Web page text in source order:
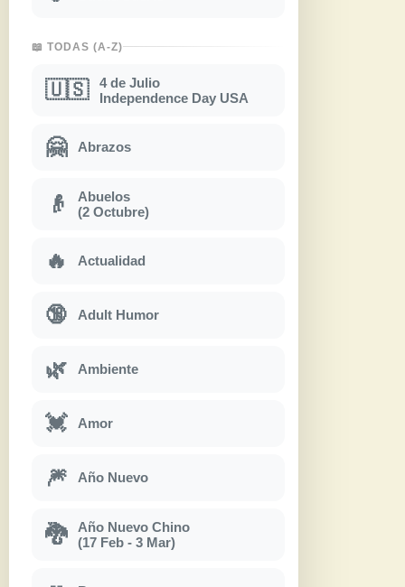
📖 TODAS (A-Z)
🇺🇸
4 de Julio
Independence Day USA
🤗 Abrazos
👴
Abuelos
(2 Octubre)
🔥 Actualidad
🔞 Adult Humor
🌿 Ambiente
💓 Amor
🎆 Año Nuevo
🐉
Año Nuevo Chino
(17 Feb - 3 Mar)